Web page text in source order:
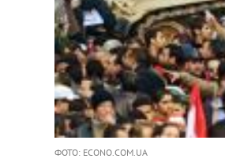
ФОТО: ECONO.COM.UA